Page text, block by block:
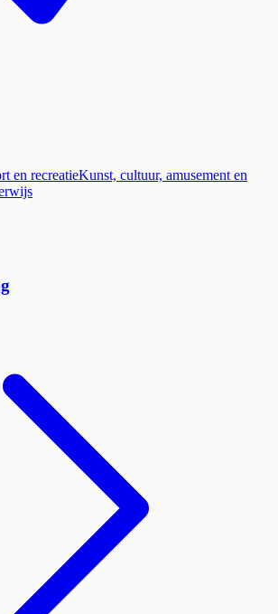
en recreatieKunst, cultuur, amusement en